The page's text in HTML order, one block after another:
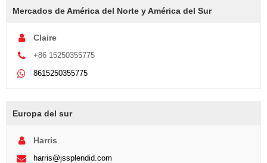
Mercados de América del Norte y América del Sur
Claire
+86 15250355775
8615250355775
Europa del sur
Harris
harris@jssplendid.com